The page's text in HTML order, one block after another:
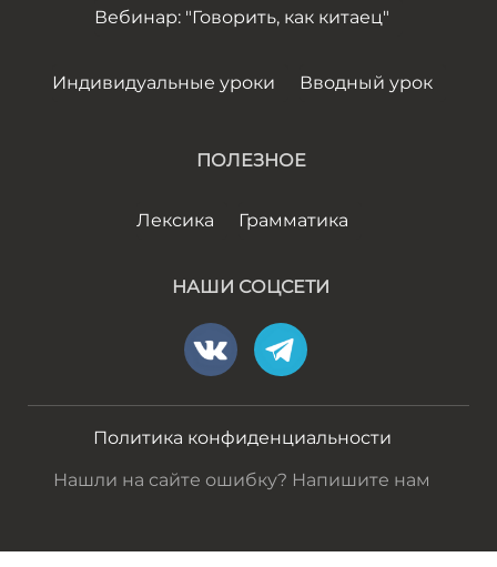
Вебинар: "Говорить, как китаец"
Индивидуальные уроки Вводный урок
ПОЛЕЗНОЕ
Лексика Грамматика
НАШИ СОЦСЕТИ
Политика конфиденциальности
Нашли на сайте ошибку? Напишите нам